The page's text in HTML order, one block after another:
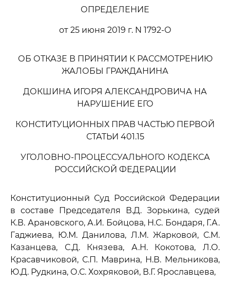
ОПРЕДЕЛЕНИЕ
от 25 июня 2019 г. N 1792-О
ОБ ОТКАЗЕ В ПРИНЯТИИ К РАССМОТРЕНИЮ
ЖАЛОБЫ ГРАЖДАНИНА
ДОКШИНА ИГОРЯ АЛЕКСАНДРОВИЧА НА
НАРУШЕНИЕ ЕГО
КОНСТИТУЦИОННЫХ ПРАВ ЧАСТЬЮ ПЕРВОЙ
СТАТЬИ 401.15
УГОЛОВНО-ПРОЦЕССУАЛЬНОГО КОДЕКСА
РОССИЙСКОЙ ФЕДЕРАЦИИ
Конституционный Суд Российской Федерации
в составе Председателя В.Д. Зорькина, судей
К.В. Арановского, А.И. Бойцова, Н.С. Бондаря, Г.А.
Гаджиева, Ю.М. Данилова, Л.М. Жарковой, С.М.
Казанцева, С.Д. Князева, А.Н. Кокотова, Л.О.
Красавчиковой, С.П. Маврина, Н.В. Мельникова,
Ю.Д. Рудкина, О.С. Хохряковой, В.Г. Ярославцева,